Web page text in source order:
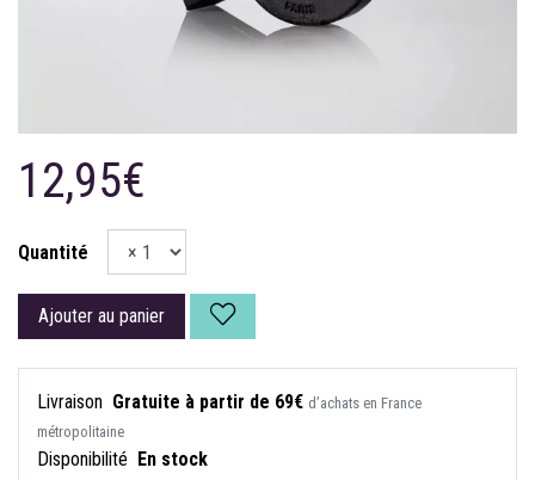
12,95€
Quantité
Ajouter au panier
Livraison Gratuite à partir de 69€ d’achats en France
métropolitaine
Disponibilité En stock